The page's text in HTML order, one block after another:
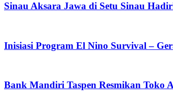
Sinau Aksara Jawa di Setu Sinau
Inisiasi Program El Nino Survival –
Bank Mandiri Taspen Resmikan Toko